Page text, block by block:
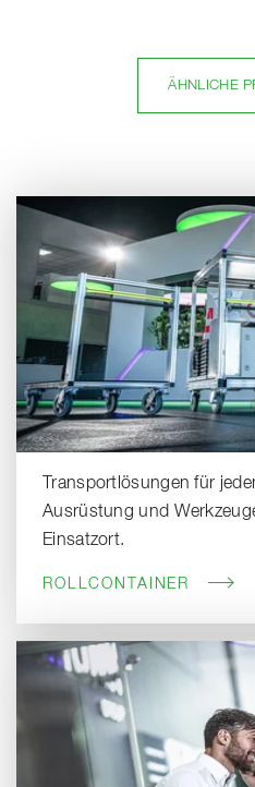
ÄHNLICHE
Transportlösungen für
Ausrüstung und
Einsatzort.
ROLLCONTAINER